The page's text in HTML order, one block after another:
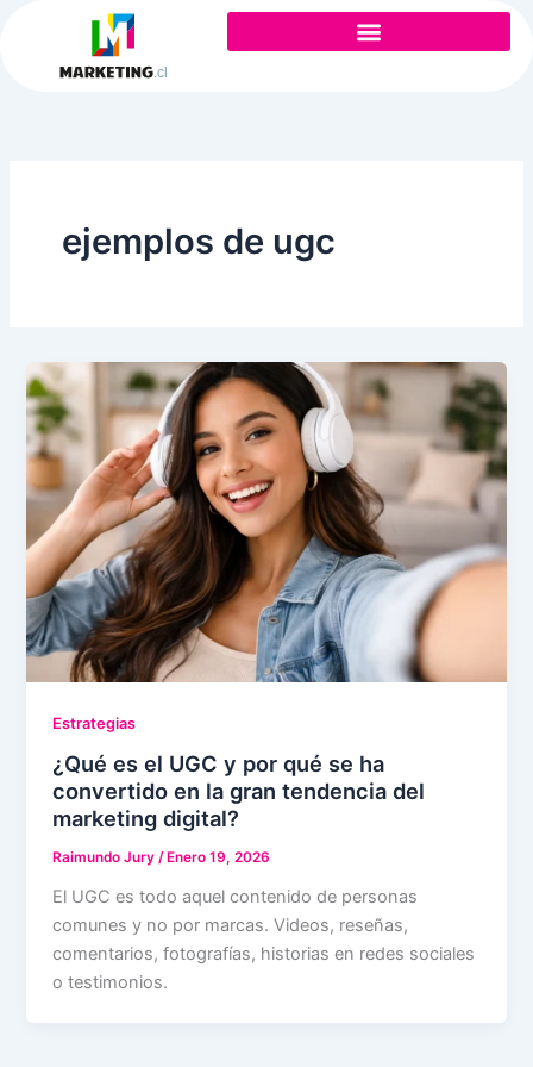
contenido
ejemplos de ugc
Estrategias
¿Qué es el UGC y por qué se ha
convertido en la gran tendencia del
marketing digital?
Raimundo Jury/ Enero 19, 2026
El UGC es todo aquel contenido de personas
comunes y no por marcas. Videos, reseñas,
comentarios, fotografías, historias en redes sociales
o testimonios.